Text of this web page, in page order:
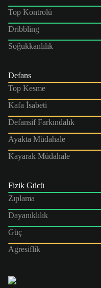
Top Kontrolü
Dribbling
Soğukkanlılık
Defans
Top Kesme
Kafa İsabeti
Defansif Farkındalık
Ayakta Müdahale
Kayarak Müdahale
Fizik Gücü
Zıplama
Dayanıklılık
Güç
Agresiflik